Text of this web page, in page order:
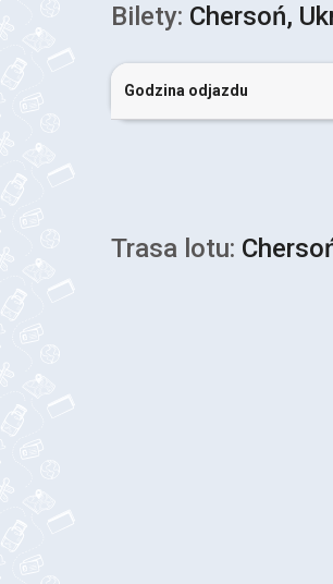
Bilety: Chersoń,
Godzina odjazdu
Trasa lotu: